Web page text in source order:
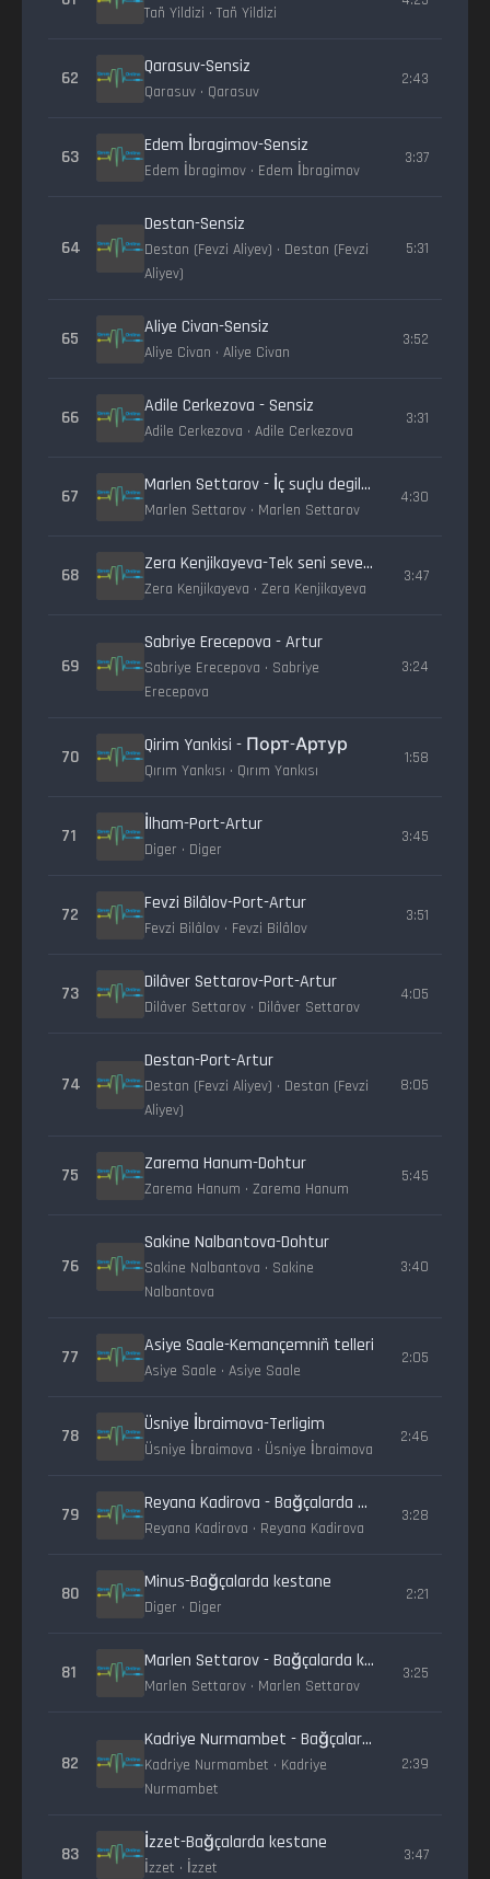
Tañ Yildizi • Tañ Yildizi
62
Qarasuv-Sensiz
Qarasuv • Qarasuv
2:43
63
Edem İbragimov-Sensiz
Edem İbragimov • Edem İbragimov
3:37
64
Destan-Sensiz
Destan (Fevzi Aliyev) • Destan (Fevzi
Aliyev)
5:31
65
Aliye Civan-Sensiz
Aliye Civan • Aliye Civan
3:52
66
Adile Cerkezova - Sensiz
Adile Cerkezova • Adile Cerkezova
3:31
67
Marlen Settarov - İç suçlu degilsiñ sen
Marlen Settarov • Marlen Settarov
4:30
68
Zera Kenjikayeva-Tek seni seveyim
Zera Kenjikayeva • Zera Kenjikayeva
3:47
69
Sabriye Erecepova - Artur
Sabriye Erecepova • Sabriye
Erecepova
3:24
70
Qirim Yankisi - Порт-Артур
Qırım Yankısı • Qırım Yankısı
1:58
71
İlham-Port-Artur
Diger • Diger
3:45
72
Fevzi Bilâlov-Port-Artur
Fevzi Bilâlov • Fevzi Bilâlov
3:51
73
Dilâver Settarov-Port-Artur
Dilâver Settarov • Dilâver Settarov
4:05
74
Destan-Port-Artur
Destan (Fevzi Aliyev) • Destan (Fevzi
Aliyev)
8:05
75
Zarema Hanum-Dohtur
Zarema Hanum • Zarema Hanum
5:45
76
Sakine Nalbantova-Dohtur
Sakine Nalbantova • Sakine
Nalbantova
3:40
77
Asiye Saale-Kemançemniñ telleri
Asiye Saale • Asiye Saale
2:05
78
Üsniye İbraimova-Terligim
Üsniye İbraimova • Üsniye İbraimova
2:46
79
Reyana Kadirova - Bağçalarda kestane
Reyana Kadirova • Reyana Kadirova
3:28
80
Minus-Bağçalarda kestane
Diger • Diger
2:21
81
Marlen Settarov - Bağçalarda kestane
Marlen Settarov • Marlen Settarov
3:25
82
Kadriye Nurmambet - Bağçalarda kestane
Kadriye Nurmambet • Kadriye
Nurmambet
2:39
83
İzzet-Bağçalarda kestane
İzzet • İzzet
3:47